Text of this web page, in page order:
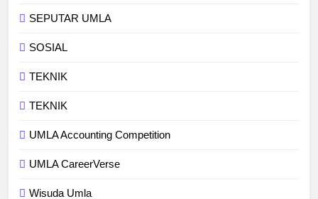
SEPUTAR UMLA
SOSIAL
TEKNIK
TEKNIK
UMLA Accounting Competition
UMLA CareerVerse
Wisuda Umla